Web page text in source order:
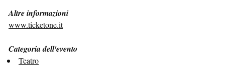
Altre informazioni
www.ticketone.it
Categoria dell'evento
Teatro